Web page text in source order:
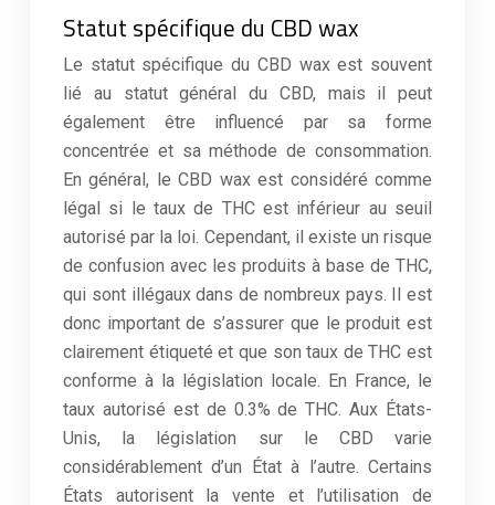
Statut spécifique du CBD wax
Le statut spécifique du CBD wax est souvent
lié au statut général du CBD, mais il peut
également être influencé par sa forme
concentrée et sa méthode de consommation.
En général, le CBD wax est considéré comme
légal si le taux de THC est inférieur au seuil
autorisé par la loi. Cependant, il existe un risque
de confusion avec les produits à base de THC,
qui sont illégaux dans de nombreux pays. Il est
donc important de s’assurer que le produit est
clairement étiqueté et que son taux de THC est
conforme à la législation locale. En France, le
taux autorisé est de 0.3% de THC. Aux États-
Unis, la législation sur le CBD varie
considérablement d’un État à l’autre. Certains
États autorisent la vente et l’utilisation de